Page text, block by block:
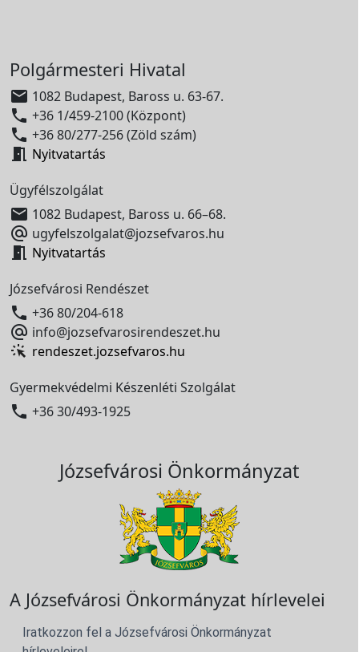
Polgármesteri Hivatal
 1082 Budapest, Baross u. 63-67.
 +36 1/459-2100 (Központ)
 +36 80/277-256 (Zöld szám)
 Nyitvatartás
Ügyfélszolgálat
 1082 Budapest, Baross u. 66–68.
 ugyfelszolgalat@jozsefvaros.hu
 Nyitvatartás
Józsefvárosi Rendészet
 +36 80/204-618
 info@jozsefvarosirendeszet.hu
rendeszet.jozsefvaros.hu
Gyermekvédelmi Készenléti Szolgálat
 +36 30/493-1925
Józsefvárosi Önkormányzat
A Józsefvárosi Önkormányzat hírlevelei
Iratkozzon fel a Józsefvárosi Önkormányzat